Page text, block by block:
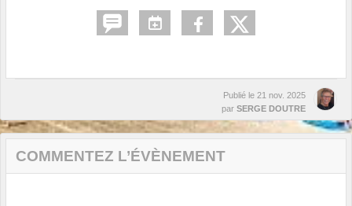
Publié le 21 nov. 2025
par SERGE DOUTRE
COMMENTEZ L’ÉVÈNEMENT